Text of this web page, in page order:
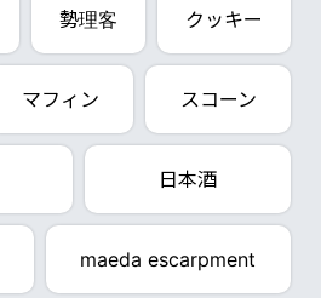
勢理客 クッキー
マフィン スコーン
日本酒
maeda escarpment